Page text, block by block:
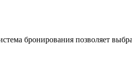
бронирования позволяет